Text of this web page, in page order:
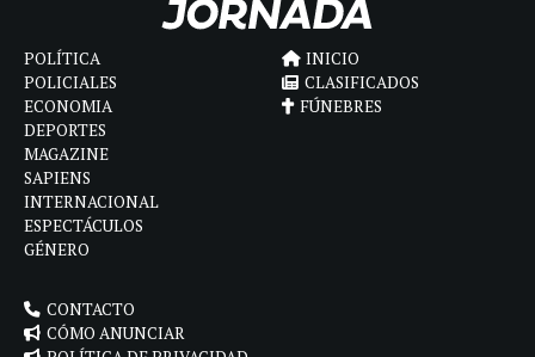
POLÍTICA
POLICIALES
ECONOMIA
DEPORTES
MAGAZINE
SAPIENS
INTERNACIONAL
ESPECTÁCULOS
GÉNERO
INICIO
CLASIFICADOS
FÚNEBRES
CONTACTO
CÓMO ANUNCIAR